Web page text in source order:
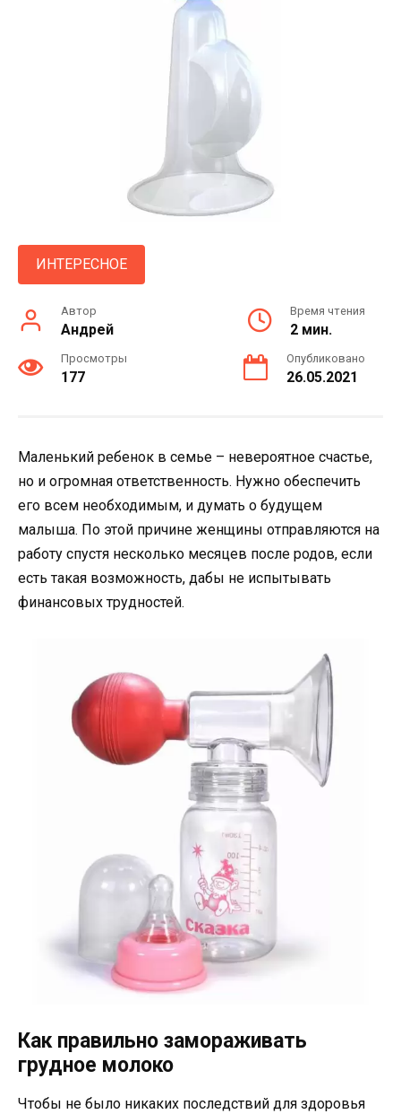
ИНТЕРЕСНОЕ
Автор
Андрей
Время чтения
2 мин.
Просмотры
177
Опубликовано
26.05.2021
Маленький ребенок в семье – невероятное счастье,
но и огромная ответственность. Нужно обеспечить
его всем необходимым, и думать о будущем
малыша. По этой причине женщины отправляются на
работу спустя несколько месяцев после родов, если
есть такая возможность, дабы не испытывать
финансовых трудностей.
Как правильно замораживать
грудное молоко
Чтобы не было никаких последствий для здоровья